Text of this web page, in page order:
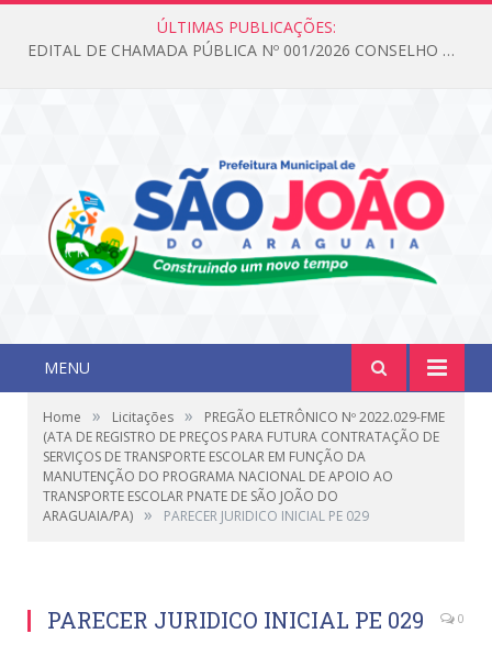
ÚLTIMAS PUBLICAÇÕES:
EDITAL DE CHAMADA PÚBLICA Nº 001/2026 CONSELHO DOS DIREITOS DA CRIANÇA E DO ADOLESCENTE
MENU
Home » Licitações »
PREGÃO ELETRÔNICO Nº 2022.029-FME
(ATA DE REGISTRO DE PREÇOS PARA FUTURA CONTRATAÇÃO DE
SERVIÇOS DE TRANSPORTE ESCOLAR EM FUNÇÃO DA
MANUTENÇÃO DO PROGRAMA NACIONAL DE APOIO AO
TRANSPORTE ESCOLAR PNATE DE SÃO JOÃO DO
ARAGUAIA/PA) » PARECER JURIDICO INICIAL PE 029
PARECER JURIDICO INICIAL PE 029 0